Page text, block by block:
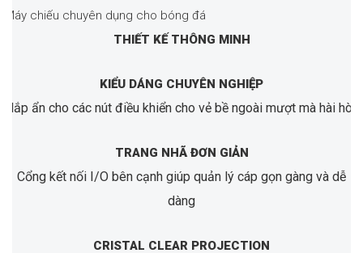
THIẾT KẾ THÔNG MINH
KIỂU DÁNG CHUYÊN NGHIỆP
Nắp ẩn cho các nút điều khiển cho vẻ bề ngoài mượt mà hài hòa
TRANG NHÃ ĐƠN GIẢN
Cổng kết nối I/O bên cạnh giúp quản lý cáp gọn gàng và dễ
dàng
CRISTAL CLEAR PROJECTION